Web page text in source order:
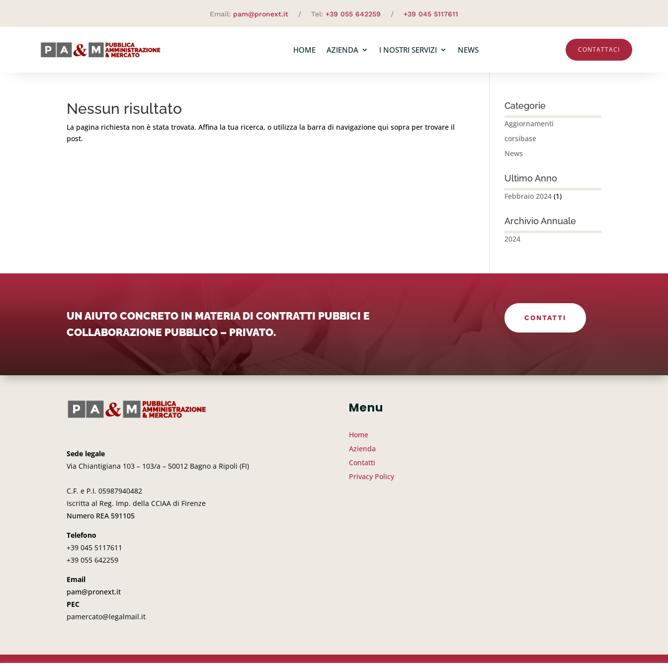
Email: pam@pronext.it/ Tel: +39 055 642259 / +39 045 5117611
HOME AZIENDA I NOSTRI SERVIZI NEWS CONTATTACI
Nessun risultato
La pagina richiesta non è stata trovata. Affina la tua ricerca, o utilizza la barra di navigazione qui sopra per trovare il
post.
Categorie
Aggiornamenti
corsibase
News
Ultimo Anno
Febbraio 2024 (1)
Archivio Annuale
2024
UN AIUTO CONCRETO IN MATERIA DI CONTRATTI PUBBICI E
COLLABORAZIONE PUBBLICO – PRIVATO.
CONTATTI
Sede legale
Via Chiantigiana 103 – 103/a – 50012 Bagno a Ripoli (FI)
C.F. e P.I. 05987940482
Iscritta al Reg. Imp. della CCIAA di Firenze
Numero REA 591105
Telefono
+39 045 5117611
+39 055 642259
Email
pam@pronext.it
PEC
pamercato@legalmail.it
Menu
Home
Azienda
Contatti
Privacy Policy